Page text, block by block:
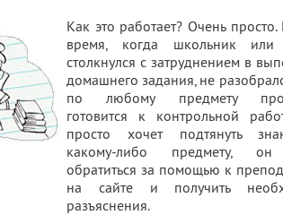
Как это работает? Очень
время, когда школьник или
столкнулся с затруднением в
домашнего задания, не
по любому предмету
готовится к контрольной
просто хочет подтянуть
какому-либо предмету,
обратиться за помощью к
на сайте и получить
разъяснения.